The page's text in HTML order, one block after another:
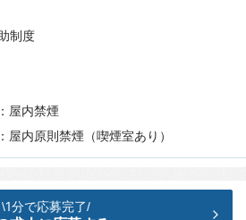
制度
屋内禁煙
則禁煙（喫煙室あり）
\1分で応募完了/